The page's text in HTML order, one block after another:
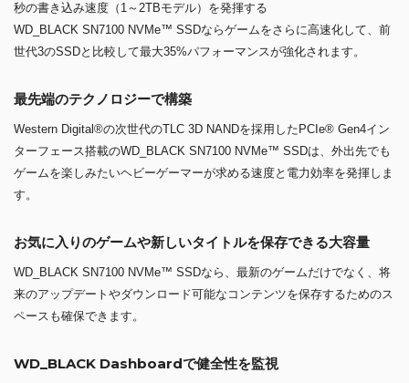
秒の書き込み速度（1～2TBモデル）を発揮する
WD_BLACK SN7100 NVMe™ SSDならゲームをさらに高速化して、前
世代3のSSDと比較して最大35%パフォーマンスが強化されます。
最先端のテクノロジーで構築
Western Digital®の次世代のTLC 3D NANDを採用したPCIe® Gen4イン
ターフェース搭載のWD_BLACK SN7100 NVMe™ SSDは、外出先でも
ゲームを楽しみたいヘビーゲーマーが求める速度と電力効率を発揮しま
す。
お気に入りのゲームや新しいタイトルを保存できる大容量
WD_BLACK SN7100 NVMe™ SSDなら、最新のゲームだけでなく、将
来のアップデートやダウンロード可能なコンテンツを保存するためのス
ペースも確保できます。
WD_BLACK Dashboardで健全性を監視